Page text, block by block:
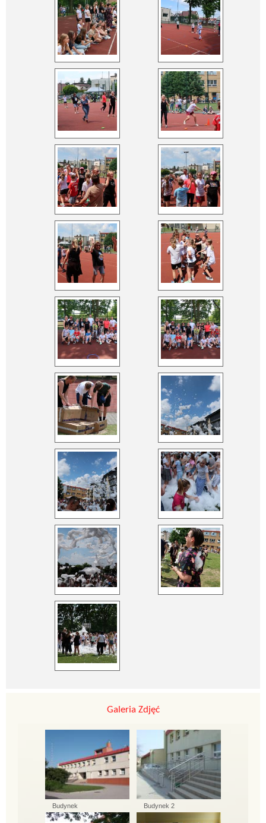
Galeria Zdjęć
Budynek Budynek 2